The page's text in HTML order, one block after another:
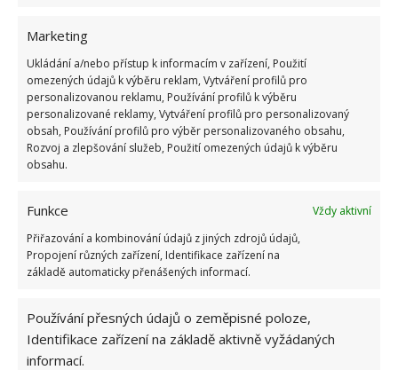
Marketing
Ukládání a/nebo přístup k informacím v zařízení, Použití
omezených údajů k výběru reklam, Vytváření profilů pro
personalizovanou reklamu, Používání profilů k výběru
personalizované reklamy, Vytváření profilů pro personalizovaný
obsah, Používání profilů pro výběr personalizovaného obsahu,
Rozvoj a zlepšování služeb, Použití omezených údajů k výběru
obsahu.
Funkce
Vždy aktivní
Přiřazování a kombinování údajů z jiných zdrojů údajů,
Propojení různých zařízení, Identifikace zařízení na
základě automaticky přenášených informací.
Používání přesných údajů o zeměpisné poloze,
Identifikace zařízení na základě aktivně vyžádaných
informací.
OBLÍBENÉ ČLÁNKY
Pokuta až 10 000 Kč hrozí za nesprávné sekání i
nesekání trávy. Záleží i na prostředku a lokaci
Kdo je zažil, bez problému získá 12 ze 12 bodů
12.5.2026
Test znalostí o každodenní realitě za
komunismu: 10 retro otázek ukáže, kdo má
dobrý přehled